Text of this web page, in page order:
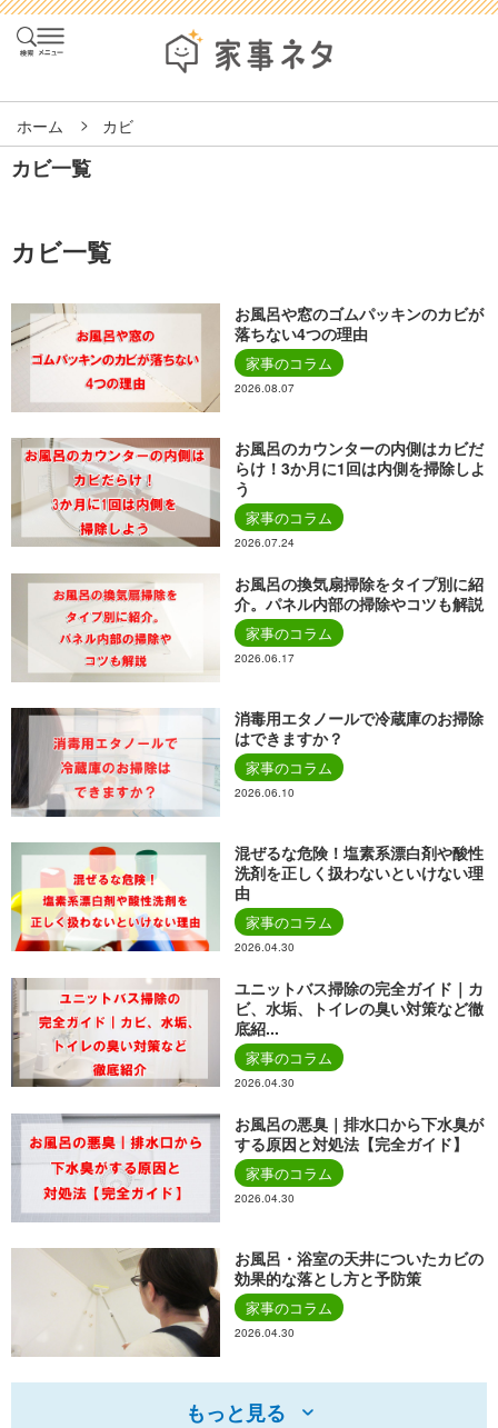
ホーム カビ
カビ一覧
カビ一覧
お風呂や窓のゴムパッキンのカビが
落ちない4つの理由
家事のコラム
2026.08.07
お風呂のカウンターの内側はカビだ
らけ！3か月に1回は内側を掃除しよ
う
家事のコラム
2026.07.24
お風呂の換気扇掃除をタイプ別に紹
介。パネル内部の掃除やコツも解説
家事のコラム
2026.06.17
消毒用エタノールで冷蔵庫のお掃除
はできますか？
家事のコラム
2026.06.10
混ぜるな危険！塩素系漂白剤や酸性
洗剤を正しく扱わないといけない理
由
家事のコラム
2026.04.30
ユニットバス掃除の完全ガイド｜カ
ビ、水垢、トイレの臭い対策など徹
底紹...
家事のコラム
2026.04.30
お風呂の悪臭｜排水口から下水臭が
する原因と対処法【完全ガイド】
家事のコラム
2026.04.30
お風呂・浴室の天井についたカビの
効果的な落とし方と予防策
家事のコラム
2026.04.30
もっと見る